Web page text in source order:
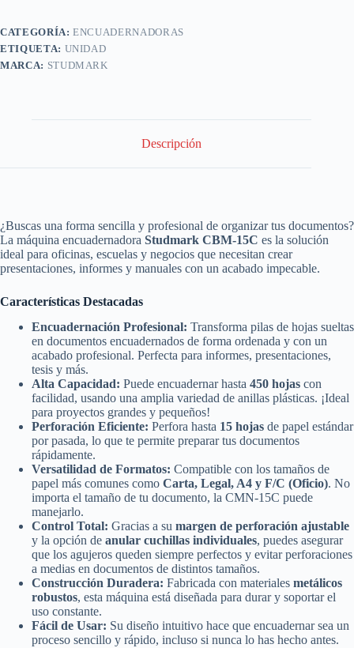
CATEGORÍA:ENCUADERNADORAS
ETIQUETA: UNIDAD
MARCA: STUDMARK
Descripción
¿Buscas una forma sencilla y profesional de organizar tus documentos?
La máquina encuadernadora Studmark CBM-15C es la solución
ideal para oficinas, escuelas y negocios que necesitan crear
presentaciones, informes y manuales con un acabado impecable.
Características Destacadas
Encuadernación Profesional: Transforma pilas de hojas sueltas
en documentos encuadernados de forma ordenada y con un
acabado profesional. Perfecta para informes, presentaciones,
tesis y más.
Alta Capacidad: Puede encuadernar hasta 450 hojas con
facilidad, usando una amplia variedad de anillas plásticas. ¡Ideal
para proyectos grandes y pequeños!
Perforación Eficiente: Perfora hasta 15 hojas de papel estándar
por pasada, lo que te permite preparar tus documentos
rápidamente.
Versatilidad de Formatos: Compatible con los tamaños de
papel más comunes como Carta, Legal, A4 y F/C (Oficio). No
importa el tamaño de tu documento, la CMN-15C puede
manejarlo.
Control Total: Gracias a su margen de perforación ajustable
y la opción de anular cuchillas individuales, puedes asegurar
que los agujeros queden siempre perfectos y evitar perforaciones
a medias en documentos de distintos tamaños.
Construcción Duradera: Fabricada con materiales metálicos
robustos, esta máquina está diseñada para durar y soportar el
uso constante.
Fácil de Usar: Su diseño intuitivo hace que encuadernar sea un
proceso sencillo y rápido, incluso si nunca lo has hecho antes.